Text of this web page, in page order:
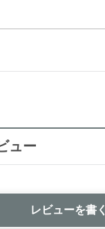
ュー
レビューを書く